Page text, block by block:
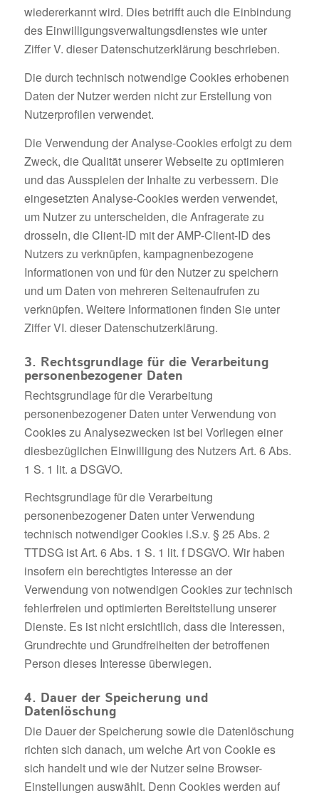
wiedererkannt wird. Dies betrifft auch die Einbindung
des Einwilligungsverwaltungsdienstes wie unter
Ziffer V. dieser Datenschutzerklärung beschrieben.
Die durch technisch notwendige Cookies erhobenen
Daten der Nutzer werden nicht zur Erstellung von
Nutzerprofilen verwendet.
Die Verwendung der Analyse-Cookies erfolgt zu dem
Zweck, die Qualität unserer Webseite zu optimieren
und das Ausspielen der Inhalte zu verbessern. Die
eingesetzten Analyse-Cookies werden verwendet,
um Nutzer zu unterscheiden, die Anfragerate zu
drosseln, die Client-ID mit der AMP-Client-ID des
Nutzers zu verknüpfen, kampagnenbezogene
Informationen von und für den Nutzer zu speichern
und um Daten von mehreren Seitenaufrufen zu
verknüpfen. Weitere Informationen finden Sie unter
Ziffer VI. dieser Datenschutzerklärung.
3. Rechtsgrundlage für die Verarbeitung
personenbezogener Daten
Rechtsgrundlage für die Verarbeitung
personenbezogener Daten unter Verwendung von
Cookies zu Analysezwecken ist bei Vorliegen einer
diesbezüglichen Einwilligung des Nutzers Art. 6 Abs.
1 S. 1 lit. a DSGVO.
Rechtsgrundlage für die Verarbeitung
personenbezogener Daten unter Verwendung
technisch notwendiger Cookies i.S.v. § 25 Abs. 2
TTDSG ist Art. 6 Abs. 1 S. 1 lit. f DSGVO. Wir haben
insofern ein berechtigtes Interesse an der
Verwendung von notwendigen Cookies zur technisch
fehlerfreien und optimierten Bereitstellung unserer
Dienste. Es ist nicht ersichtlich, dass die Interessen,
Grundrechte und Grundfreiheiten der betroffenen
Person dieses Interesse überwiegen.
4. Dauer der Speicherung und
Datenlöschung
Die Dauer der Speicherung sowie die Datenlöschung
richten sich danach, um welche Art von Cookie es
sich handelt und wie der Nutzer seine Browser-
Einstellungen auswählt. Denn Cookies werden auf